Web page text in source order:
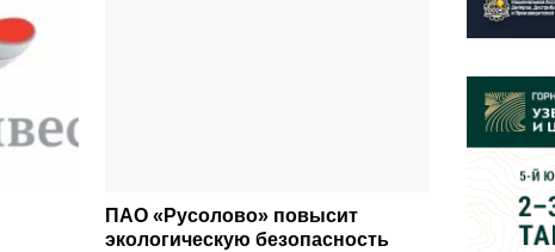
ПАО «Русолово» повысит
экологическую безопасность